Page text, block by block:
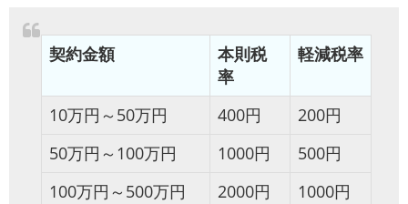
契約金額
本則税
率
軽減税率
10万円～50万円 400円
200円
50万円～100万円
1000円
500円
100万円～500万円
2000円
1000円